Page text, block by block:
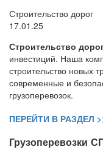
Строительство дорог
17.01.25
Строительство
инвестиций. Наша
строительство новых
современные и
грузоперевозок.
ПЕРЕЙТИ В РАЗДЕЛ
Грузоперевозки